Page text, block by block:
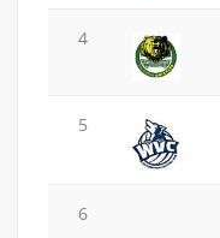
4
5
6